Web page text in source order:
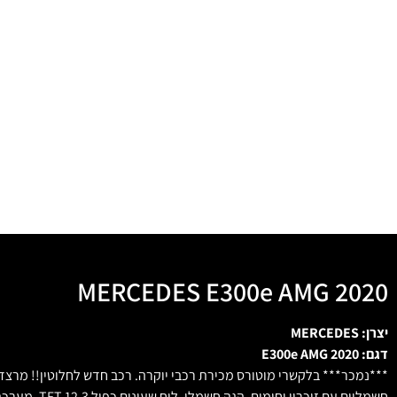
MERCEDES E300e AMG 2020
יצרן: MERCEDES
דגם: E300e AMG 2020